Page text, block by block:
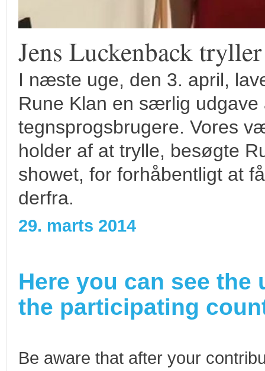
Jens Luckenback
I næste uge, den 3. april,
Rune Klan en særlig udgave
tegnsprogsbrugere. Vores
holder af at trylle, besøgte
showet, for forhåbentligt at
derfra.
29. marts 2014
Here you can see
the participating
Be aware that after your